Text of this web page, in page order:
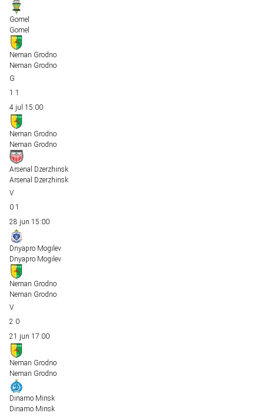
Gomel
Gomel
Neman Grodno
Neman Grodno
1 1
4 jul 15:00
Neman Grodno
Neman Grodno
Arsenal Dzerzhinsk
Arsenal Dzerzhinsk
0 1
28 jun 15:00
Dnyapro Mogilev
Dnyapro Mogilev
Neman Grodno
Neman Grodno
2 0
21 jun 17:00
Neman Grodno
Neman Grodno
Dinamo Minsk
Dinamo Minsk